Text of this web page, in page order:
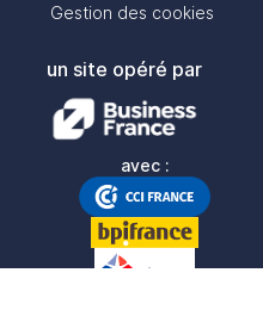
Gestion des cookies
un site opéré par
avec :